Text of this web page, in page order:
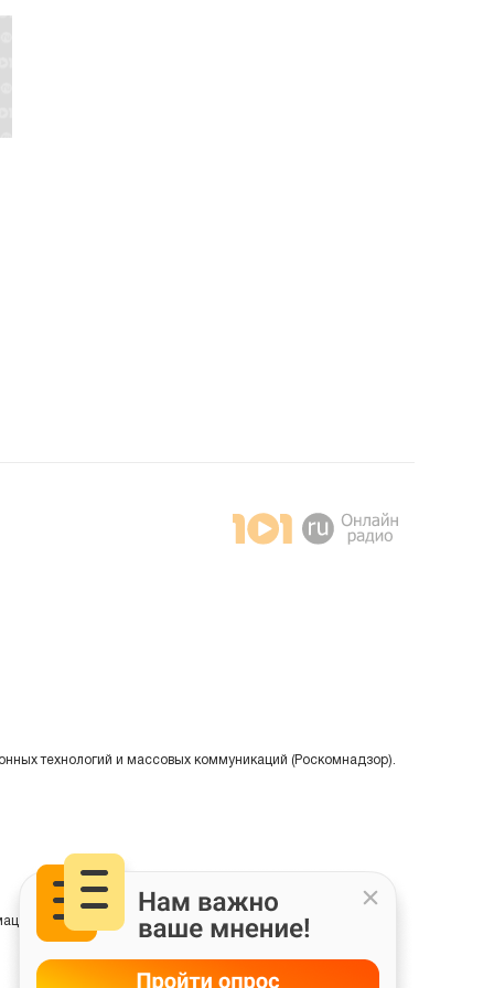
технологий и массовых коммуникаций (Роскомнадзор).
на основе сбора, систематизации и анализа сведений,